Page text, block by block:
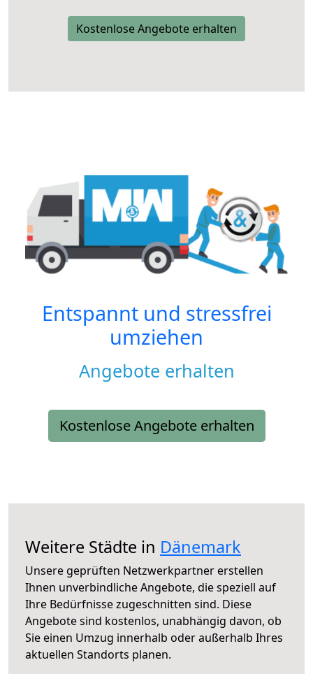
Kostenlose Angebote erhalten
Entspannt und stressfrei
umziehen
Angebote erhalten
Kostenlose Angebote erhalten
Weitere Städte in Dänemark
Unsere geprüften Netzwerkpartner erstellen
Ihnen unverbindliche Angebote, die speziell auf
Ihre Bedürfnisse zugeschnitten sind. Diese
Angebote sind kostenlos, unabhängig davon, ob
Sie einen Umzug innerhalb oder außerhalb Ihres
aktuellen Standorts planen.